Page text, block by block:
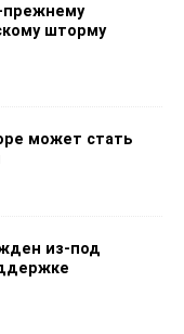
прежнему
шторму
может стать
из-под